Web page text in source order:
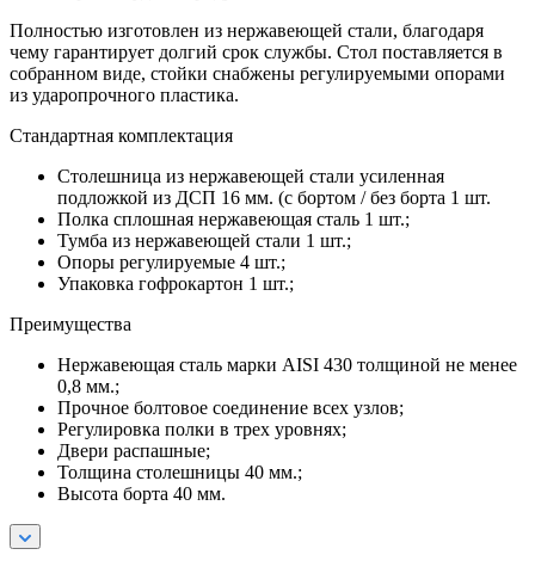
Полностью изготовлен из нержавеющей стали, благодаря
чему гарантирует долгий срок службы. Стол поставляется в
собранном виде, стойки снабжены регулируемыми опорами
из ударопрочного пластика.
Стандартная комплектация
Столешница из нержавеющей стали усиленная
подложкой из ДСП 16 мм. (с бортом / без борта 1 шт.
Полка сплошная нержавеющая сталь 1 шт.;
Тумба из нержавеющей стали 1 шт.;
Опоры регулируемые 4 шт.;
Упаковка гофрокартон 1 шт.;
Преимущества
Нержавеющая сталь марки AISI 430 толщиной не менее
0,8 мм.;
Прочное болтовое соединение всех узлов;
Регулировка полки в трех уровнях;
Двери распашные;
Толщина столешницы 40 мм.;
Высота борта 40 мм.